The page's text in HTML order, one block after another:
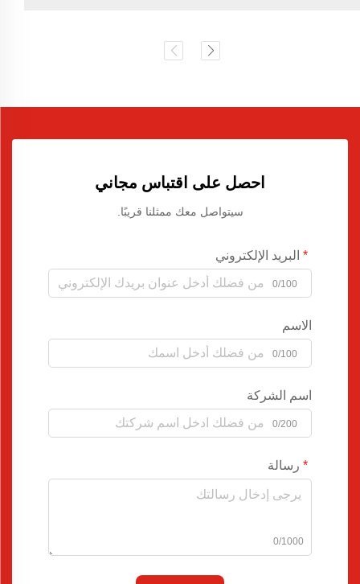
احصل على اقتباس مجاني
سيتواصل معك ممثلنا قريبًا.
البريد الإلكتروني
0/100
الاسم
0/100
اسم الشركة
0/200
رسالة
0/1000